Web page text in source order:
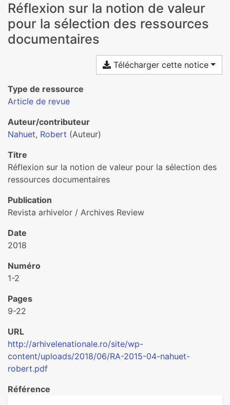
Réflexion sur la notion de valeur
pour la sélection des ressources
documentaires
Télécharger cette notice
Type de ressource
Article de revue
Auteur/contributeur
Nahuet, Robert (Auteur)
Titre
Réflexion sur la notion de valeur pour la sélection des
ressources documentaires
Publication
Revista arhivelor / Archives Review
Date
2018
Numéro
1-2
Pages
9-22
URL
http://arhivelenationale.ro/site/wp-
content/uploads/2018/06/RA-2015-04-nahuet-
robert.pdf
Référence